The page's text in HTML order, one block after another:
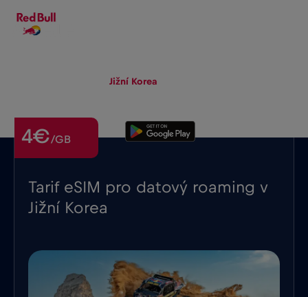
Jižní Korea
Tarif eSIM pro datový roaming v
Jižní Korea
4€/GB